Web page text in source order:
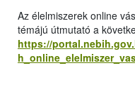
Az élelmiszerek online
témájú útmutató a
https://